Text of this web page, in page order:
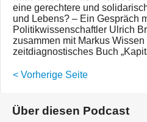
eine gerechtere und
und Lebens? – Ein Gespräch
Politikwissenschaftler Ulrich
zusammen mit Markus Wissen
zeitdiagnostisches Buch
< Vorherige Seite
Über diesen Podcast